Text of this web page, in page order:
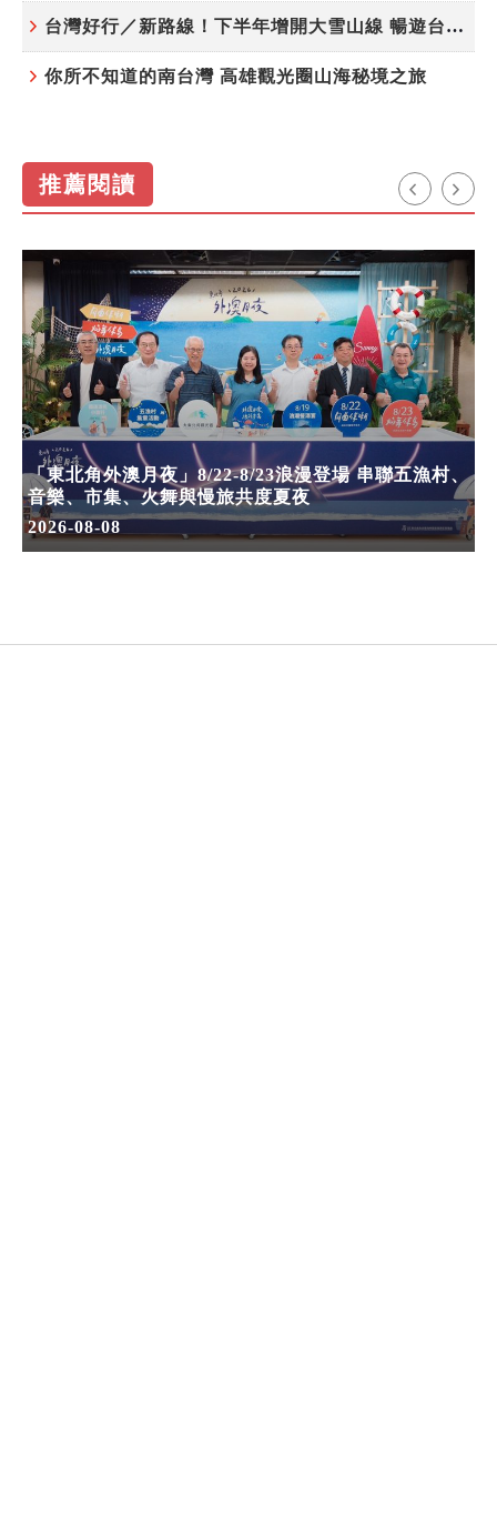
台灣好行／新路線！下半年增開大雪山線 暢遊台中更便利
你所不知道的南台灣 高雄觀光圈山海秘境之旅
推薦閱讀
「東北角外澳月夜」8/22-8/23浪漫登場 串聯五漁村、
音樂、市集、火舞與慢旅共度夏夜
2026-08-08